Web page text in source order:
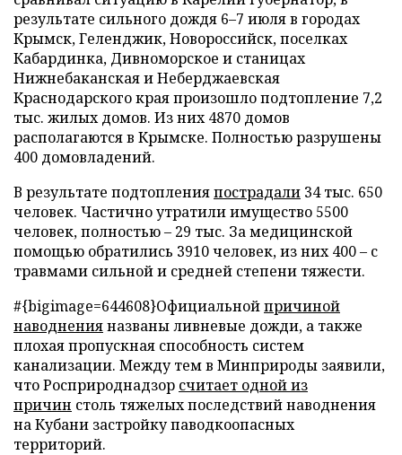
результате сильного дождя 6–7 июля в городах
Крымск, Геленджик, Новороссийск, поселках
Кабардинка, Дивноморское и станицах
Нижнебаканская и Неберджаевская
Краснодарского края произошло подтопление 7,2
тыс. жилых домов. Из них 4870 домов
располагаются в Крымске. Полностью разрушены
400 домовладений.
В результате подтопленияпострадали 34 тыс. 650
человек. Частично утратили имущество 5500
человек, полностью – 29 тыс. За медицинской
помощью обратились 3910 человек, из них 400 – с
травмами сильной и средней степени тяжести.
#{bigimage=644608}Официальнойпричиной
наводненияназваны ливневые дожди, а также
плохая пропускная способность систем
канализации. Между тем в Минприроды заявили,
что Росприроднадзор считает одной из
причин столь тяжелых последствий наводнения
на Кубани застройку паводкоопасных
территорий.